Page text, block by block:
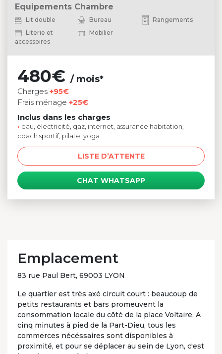
Equipements Chambre
Lit double Bureau
Rangements
Literie et
accessoires
Mobilier
480€ / mois*
Charges +95€
Frais ménage +25€
Inclus dans les charges
• eau, électricité, gaz, internet, assurance habitation,
coach sportif, pilate, yoga
LISTE D’ATTENTE
CHAT WHATSAPP
Emplacement
83 rue Paul Bert, 69003 LYON
Le quartier est très axé circuit court : beaucoup de
petits restaurants et bars promeuvent la
consommation locale du côté de la place Voltaire. A
cinq minutes à pied de la Part-Dieu, tous les
commerces nécéssaires sont disponibles à
proximité, et pour se déplacer au sein de Lyon, c'est